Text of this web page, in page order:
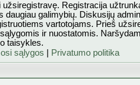
užsiregistravę. Registracija
daugiau galimybių. Diskusijų
vartotojams. Prieš
ir nuostatomis.
taisykles.
sąlygos
Privatumo politika